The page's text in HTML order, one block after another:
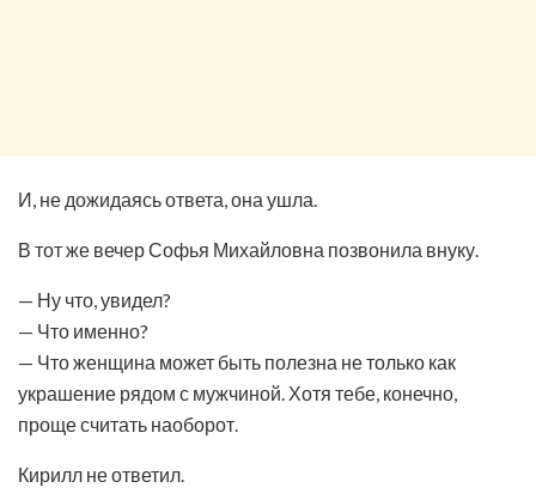
И, не дожидаясь ответа, она ушла.
В тот же вечер Софья Михайловна позвонила внуку.
— Ну что, увидел?
— Что именно?
— Что женщина может быть полезна не только как
украшение рядом с мужчиной. Хотя тебе, конечно,
проще считать наоборот.
Кирилл не ответил.